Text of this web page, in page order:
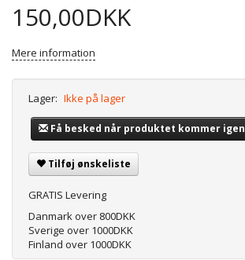
150,00DKK
Mere information
Lager: Ikke på lager
Få besked når produktet kommer igen
Tilføj ønskeliste
GRATIS Levering
Danmark over 800DKK
Sverige over 1000DKK
Finland over 1000DKK